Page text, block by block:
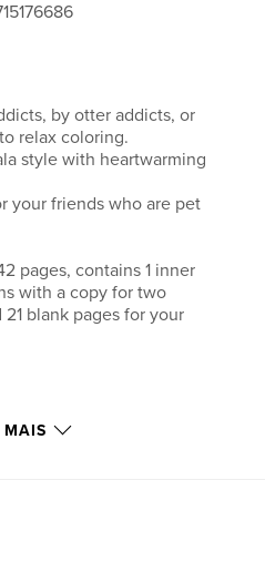
by otter addicts, or
relax coloring.
style with heartwarming
your friends who are pet
pages, contains 1 inner
with a copy for two
blank pages for your
PaperlandOnlineStore
MAIS